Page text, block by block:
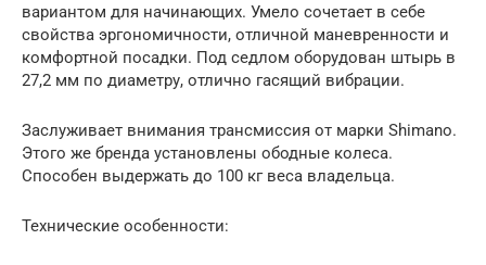
вариантом для начинающих. Умело сочетает в себе
свойства эргономичности, отличной маневренности и
комфортной посадки. Под седлом оборудован штырь в
27,2 мм по диаметру, отлично гасящий вибрации.
Заслуживает внимания трансмиссия от марки Shimano.
Этого же бренда установлены ободные колеса.
Способен выдержать до 100 кг веса владельца.
Технические особенности: